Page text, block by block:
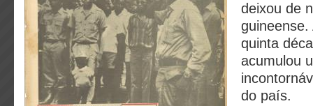
deixou de
guineense.
quinta
acumulou
do país.